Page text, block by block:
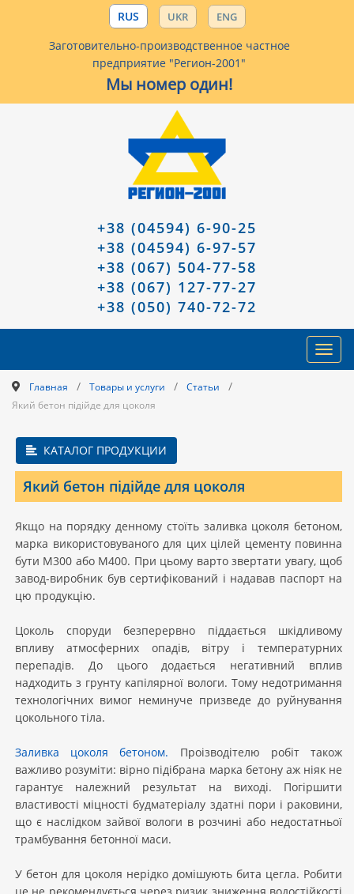
RUS UKR ENG
Заготовительно-производственное частное
предприятие "Регион-2001"
Мы номер один!
+38 (04594) 6-90-25
+38 (04594) 6-97-57
+38 (067) 504-77-58
+38 (067) 127-77-27
+38 (050) 740-72-72
Главная / Товары и услуги / Статьи /
Який бетон підійде для цоколя
КАТАЛОГ ПРОДУКЦИИ
Який бетон підійде для цоколя
Якщо на порядку денному стоїть заливка цоколя бетоном,
марка використовуваного для цих цілей цементу повинна
бути М300 або М400. При цьому варто звертати увагу, щоб
завод-виробник був сертифікований і надавав паспорт на
цю продукцію.
Цоколь споруди безперервно піддається шкідливому
впливу атмосферних опадів, вітру і температурних
перепадів. До цього додається негативний вплив
надходить з грунту капілярної вологи. Тому недотримання
технологічних вимог неминуче призведе до руйнування
цокольного тіла.
Заливка цоколя бетоном. Проізводітелю робіт також
важливо розуміти: вірно підібрана марка бетону аж ніяк не
гарантує належний результат на виході. Погіршити
властивості міцності будматеріалу здатні пори і раковини,
що є наслідком зайвої вологи в розчині або недостатньої
трамбування бетонної маси.
У бетон для цоколя нерідко домішують бита цегла. Робити